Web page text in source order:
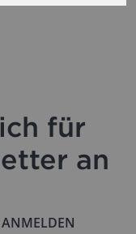
für
an
ANMELDEN